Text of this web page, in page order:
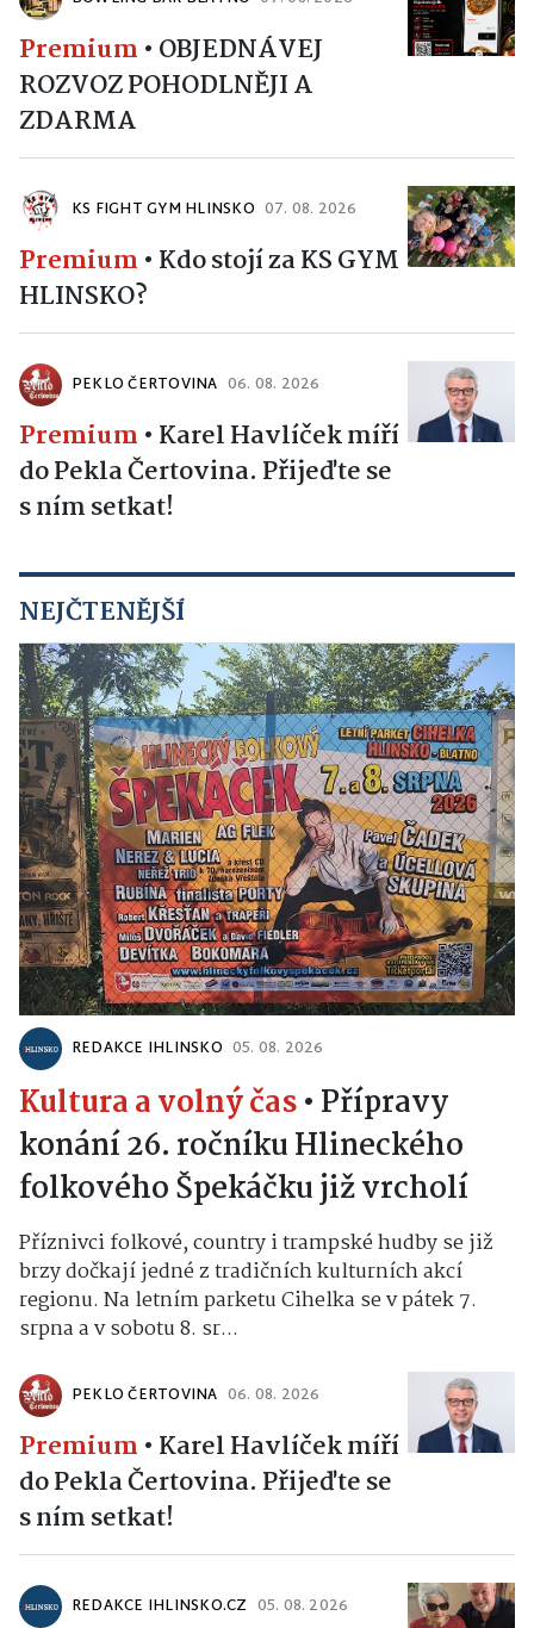
Premium • OBJEDNÁVEJ
ROZVOZ POHODLNĚJI A
ZDARMA
KS FIGHT GYM HLINSKO 07. 08. 2026
Premium • Kdo stojí za KS GYM
HLINSKO?
PEKLO ČERTOVINA 06. 08. 2026
Premium • Karel Havlíček míří
do Pekla Čertovina. Přijeďte se
s ním setkat!
NEJČTENĚJŠÍ
REDAKCE IHLINSKO 05. 08. 2026
Kultura a volný čas• Přípravy
konání 26. ročníku Hlineckého
folkového Špekáčku již vrcholí
Příznivci folkové, country i trampské hudby se již
brzy dočkají jedné z tradičních kulturních akcí
regionu. Na letním parketu Cihelka se v pátek 7.
srpna a v sobotu 8. sr...
PEKLO ČERTOVINA 06. 08. 2026
Premium • Karel Havlíček míří
do Pekla Čertovina. Přijeďte se
s ním setkat!
REDAKCE IHLINSKO.CZ 05. 08. 2026